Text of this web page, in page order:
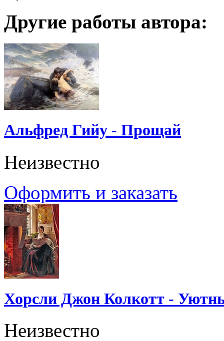
Другие работы автора:
Альфред Гийу - Прощай
Неизвестно
Оформить и заказать
Хорсли Джон Колкотт -
Неизвестно